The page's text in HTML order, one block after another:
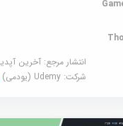
انتشار مرجع:آخرین آپدیت
شرکت:Udemy (یودمی)